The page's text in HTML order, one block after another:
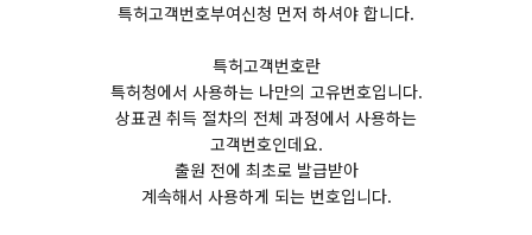
특허고객번호부여신청 먼저 하셔야 합니다.
특허고객번호란
특허청에서 사용하는 나만의 고유번호입니다.
상표권 취득 절차의 전체 과정에서 사용하는
고객번호인데요.
출원 전에 최초로 발급받아
계속해서 사용하게 되는 번호입니다.